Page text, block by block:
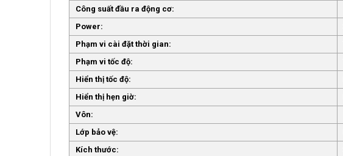
Công suất đầu ra động cơ:
Power:
Phạm vi cài đặt thời gian:
Phạm vi tốc độ:
Hiển thị tốc độ:
Hiển thị hẹn giờ:
Vôn:
Lớp bảo vệ:
Kích thước: